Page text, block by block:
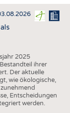
2025
ihrer
Der aktuelle
wie ökologische,
Entscheidungen
werden.